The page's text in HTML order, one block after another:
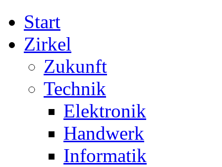
Start
Zirkel
Zukunft
Technik
Elektronik
Handwerk
Informatik